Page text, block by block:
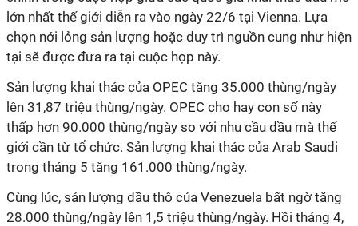
lớn nhất thế giới diễn ra vào ngày 22/6 tại Vienna. Lựa
chọn nới lỏng sản lượng hoặc duy trì nguồn cung như hiện
tại sẽ được đưa ra tại cuộc họp này.
Sản lượng khai thác của OPEC tăng 35.000 thùng/ngày
lên 31,87 triệu thùng/ngày. OPEC cho hay con số này
thấp hơn 90.000 thùng/ngày so với nhu cầu dầu mà thế
giới cần từ tổ chức. Sản lượng khai thác của Arab Saudi
trong tháng 5 tăng 161.000 thùng/ngày.
Cùng lúc, sản lượng dầu thô của Venezuela bất ngờ tăng
28.000 thùng/ngày lên 1,5 triệu thùng/ngày. Hồi tháng 4,